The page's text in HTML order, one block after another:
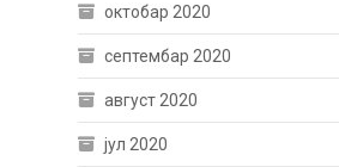
октобар 2020
септембар 2020
август 2020
јул 2020